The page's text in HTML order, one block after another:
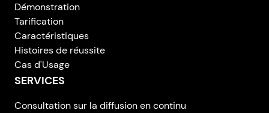
Démonstration
Tarification
Caractéristiques
Histoires de réussite
Cas d'Usage
SERVICES
Consultation sur la diffusion en continu